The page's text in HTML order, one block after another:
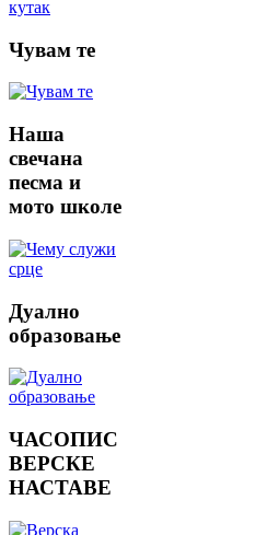
Чувам те
Наша
свечана
песма и
мото школе
Дуално
образовање
ЧАСОПИС
ВЕРСКЕ
НАСТАВЕ